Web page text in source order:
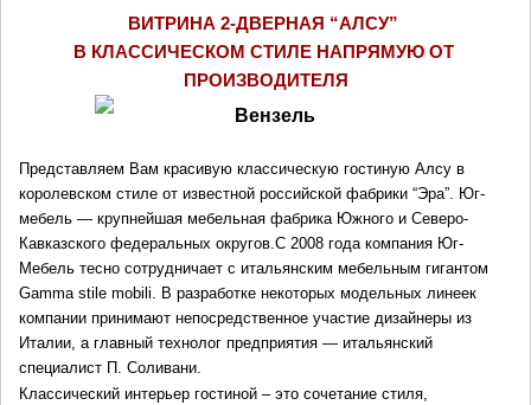
ВИТРИНА 2-ДВЕРНАЯ “АЛСУ”
В КЛАССИЧЕСКОМ СТИЛЕ НАПРЯМУЮ ОТ
ПРОИЗВОДИТЕЛЯ
Представляем Вам красивую классическую гостиную Алсу в
королевском стиле от известной российской фабрики “Эра”. Юг-
мебель — крупнейшая мебельная фабрика Южного и Северо-
Кавказского федеральных округов.С 2008 года компания Юг-
Мебель тесно сотрудничает с итальянским мебельным гигантом
Gamma stile mobili. В разработке некоторых модельных линеек
компании принимают непосредственное участие дизайнеры из
Италии, а главный технолог предприятия — итальянский
специалист П. Соливани.
Классический интерьер гостиной – это сочетание стиля,